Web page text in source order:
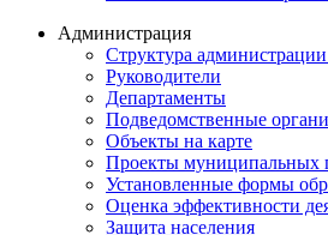
Администрация
Структура
Руководители
Департаменты
Подведомственные
Объекты на карте
Проекты муниципальных
Установленные формы
Оценка эффективности
Защита населения